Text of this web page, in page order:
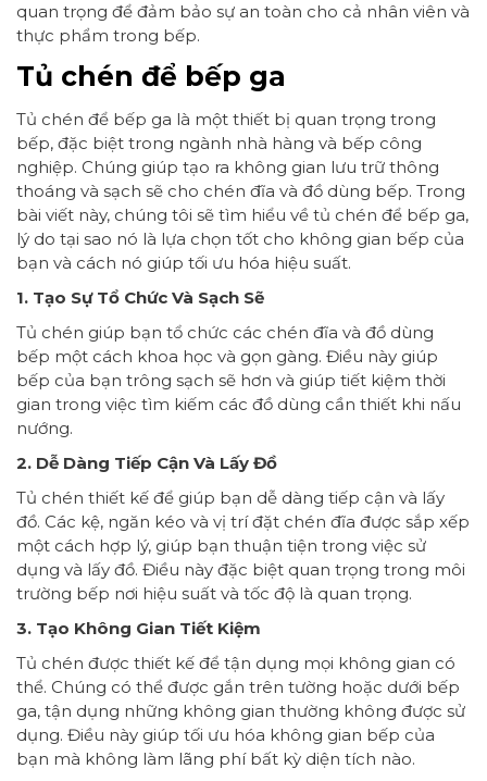
quan trọng để đảm bảo sự an toàn cho cả nhân viên và
thực phẩm trong bếp.
Tủ chén để bếp ga
Tủ chén để bếp ga là một thiết bị quan trọng trong
bếp, đặc biệt trong ngành nhà hàng và bếp công
nghiệp. Chúng giúp tạo ra không gian lưu trữ thông
thoáng và sạch sẽ cho chén đĩa và đồ dùng bếp. Trong
bài viết này, chúng tôi sẽ tìm hiểu về tủ chén để bếp ga,
lý do tại sao nó là lựa chọn tốt cho không gian bếp của
bạn và cách nó giúp tối ưu hóa hiệu suất.
1. Tạo Sự Tổ Chức Và Sạch Sẽ
Tủ chén giúp bạn tổ chức các chén đĩa và đồ dùng
bếp một cách khoa học và gọn gàng. Điều này giúp
bếp của bạn trông sạch sẽ hơn và giúp tiết kiệm thời
gian trong việc tìm kiếm các đồ dùng cần thiết khi nấu
nướng.
2. Dễ Dàng Tiếp Cận Và Lấy Đồ
Tủ chén thiết kế để giúp bạn dễ dàng tiếp cận và lấy
đồ. Các kệ, ngăn kéo và vị trí đặt chén đĩa được sắp xếp
một cách hợp lý, giúp bạn thuận tiện trong việc sử
dụng và lấy đồ. Điều này đặc biệt quan trọng trong môi
trường bếp nơi hiệu suất và tốc độ là quan trọng.
3. Tạo Không Gian Tiết Kiệm
Tủ chén được thiết kế để tận dụng mọi không gian có
thể. Chúng có thể được gắn trên tường hoặc dưới bếp
ga, tận dụng những không gian thường không được sử
dụng. Điều này giúp tối ưu hóa không gian bếp của
bạn mà không làm lãng phí bất kỳ diện tích nào.